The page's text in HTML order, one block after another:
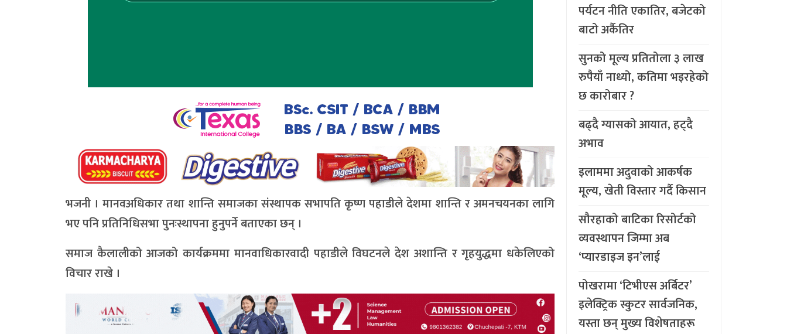
भजनी । मानवअधिकार तथा शान्ति समाजका संस्थापक सभापति कृष्ण पहाडीले देशमा शान्ति र अमनचयनका लागि
भए पनि प्रतिनिधिसभा पुनःस्थापना हुनुपर्ने बताएका छन् ।
समाज कैलालीको आजको कार्यक्रममा मानवाधिकारवादी पहाडीले विघटनले देश अशान्ति र गृहयुद्धमा धकेलिएको
विचार राखे ।
पर्यटन नीति एकातिर, बजेटको
बाटो अर्कैतिर
सुनको मूल्य प्रतितोला ३ लाख
रुपैयाँ नाध्यो, कतिमा भइरहेको
छ कारोबार ?
बढ्दै ग्यासको आयात, हट्दै
अभाव
इलाममा अदुवाको आकर्षक
मूल्य, खेती विस्तार गर्दै किसान
सौरहाको बाटिका रिसोर्टको
व्यवस्थापन जिम्मा अब
‘प्यारडाइज इन’लाई
पोखरामा ‘टिभीएस अर्बिटर’
इलेक्ट्रिक स्कुटर सार्वजनिक,
यस्ता छन् मुख्य विशेषताहरू